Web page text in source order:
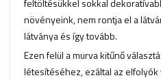
feltöltésükkel sokkal
növényeink, nem rontja el a
látványa és így tovább.
Ezen felül a murva kitűnő
létesítéséhez, ezáltal az elfolyók